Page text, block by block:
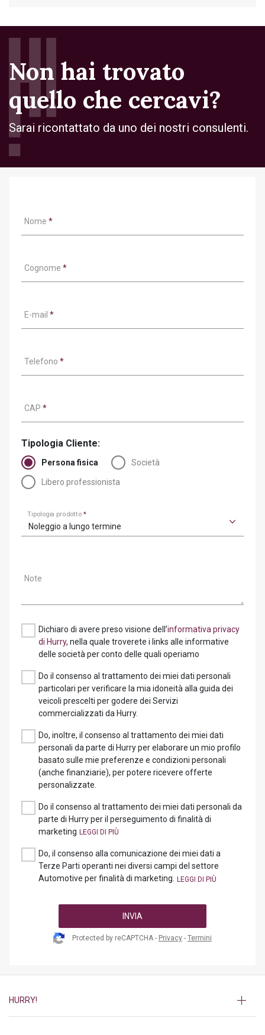
Non hai trovato
quello che cercavi?
Sarai ricontattato da uno dei nostri consulenti.
Nome *
Cognome *
E-mail *
Telefono *
CAP *
Tipologia Cliente:
Persona fisica Società
Libero professionista
Tipologia prodotto*
Noleggio a lungo termine
Note
Dichiaro di avere preso visione dell’informativa privacy
di Hurry, nella quale troverete i links alle informative
delle società per conto delle quali operiamo
Do il consenso al trattamento dei miei dati personali
particolari per verificare la mia idoneità alla guida dei
veicoli prescelti per godere dei Servizi
commercializzati da Hurry.
Do, inoltre, il consenso al trattamento dei miei dati
personali da parte di Hurry per elaborare un mio profilo
basato sulle mie preferenze e condizioni personali
(anche finanziarie), per potere ricevere offerte
personalizzate.
Do il consenso al trattamento dei miei dati personali da
parte di Hurry per il perseguimento di finalità di
marketing
Do, il consenso alla comunicazione dei miei dati a
Terze Parti operanti nei diversi campi del settore
Automotive per finalità di marketing.
INVIA
Protected by reCAPTCHA - Privacy - Termini
HURRY!